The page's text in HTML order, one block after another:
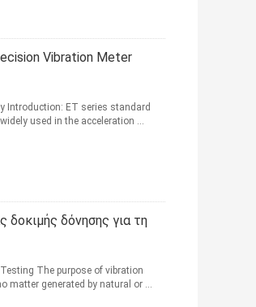
Vibration Meter
Introduction: ET series standard
used in the acceleration ...
δοκιμής δόνησης για τη
The purpose of vibration
matter generated by natural or ...